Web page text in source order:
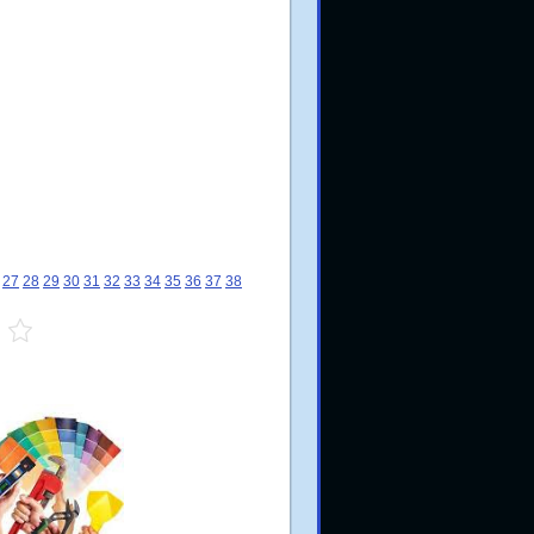
27 28 29 30 31 32 33 34 35 36 37 38